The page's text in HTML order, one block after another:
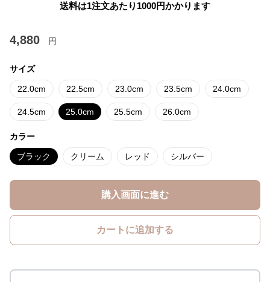
送料は1注文あたり 1000円かかります
4,880 円
サイズ
22.0cm 22.5cm 23.0cm 23.5cm 24.0cm
24.5cm 25.0cm 25.5cm 26.0cm
カラー
ブラック クリーム レッド シルバー
購入画面に進む
カートに追加する